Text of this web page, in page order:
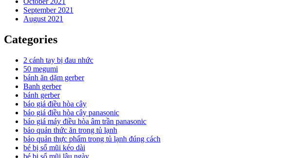
September 2021
August 2021
Categories
2 cánh tay bị đau nhức
50 megumi
bánh ăn dặm gerber
Banh gerber
bánh gerber
báo giá điều hòa cây
báo giá điều hòa cây panasonic
báo giá máy điều hòa âm trần panasonic
bảo quản thức ăn trong tủ lạnh
bảo quản thực phẩm trong tủ lạnh đúng cách
bé bị sổ mũi kéo dài
bé bị sổ mũi lâu ngày